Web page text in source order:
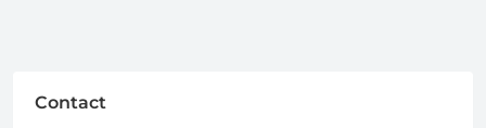
Contact